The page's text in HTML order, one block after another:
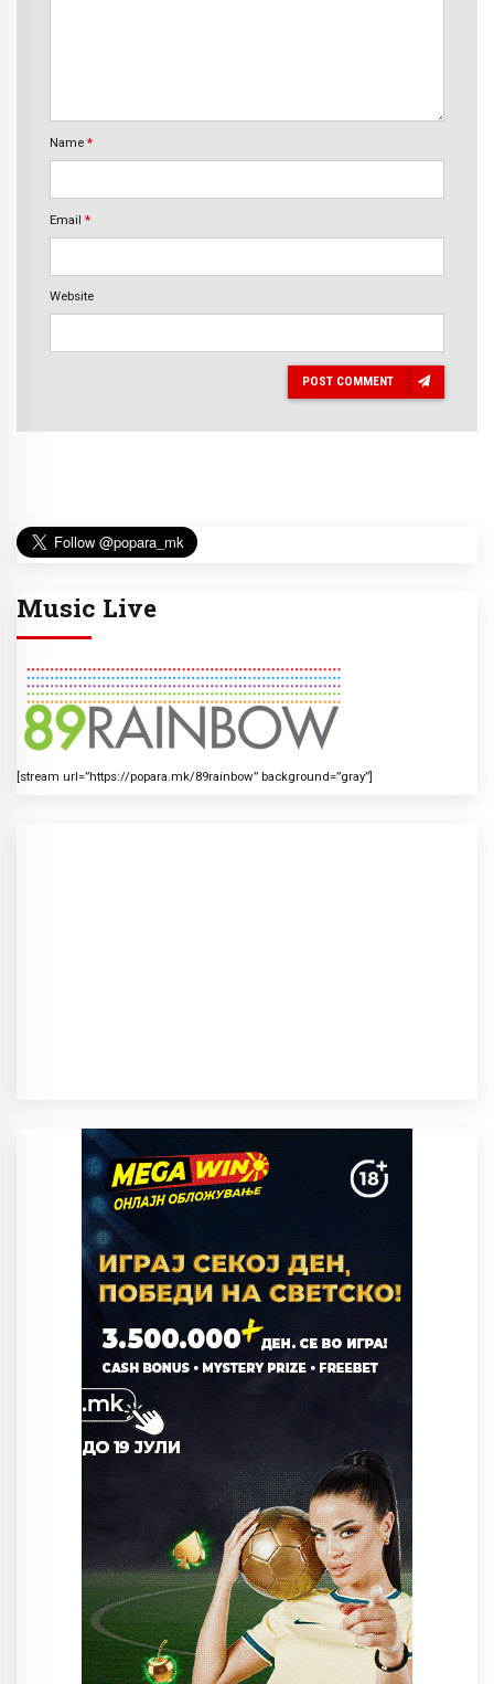
Name *
Email *
Website
POST COMMENT
Music Live
[stream url=”https://popara.mk/89rainbow” background=”gray”]